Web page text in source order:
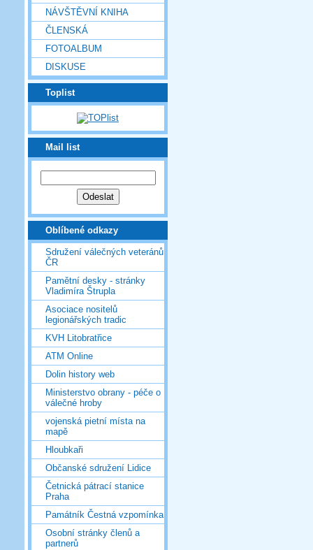
NÁVŠTĚVNÍ KNIHA
ČLENSKÁ
FOTOALBUM
DISKUSE
Toplist
Mail list
Oblíbené odkazy
Sdružení válečných veteránů
ČR
Pamětní desky - stránky
Vladimíra Štrupla
Asociace nositelů
legionářských tradic
KVH Litobratřice
ATM Online
Dolin history web
Ministerstvo obrany - péče o
válečné hroby
vojenská pietní místa na
mapě
Hloubkaři
Občanské sdružení Lidice
Četnická pátrací stanice
Praha
Památník Čestná vzpomínka
Osobní stránky členů a
partnerů